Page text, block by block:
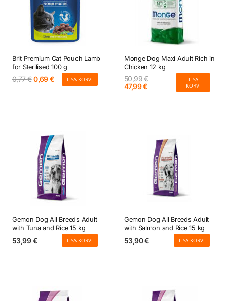
Brit Premium Cat Pouch Lamb
for Sterilised 100 g
0,77€Algne
hind
0,69€Current
price
LISA KORVI
Monge Dog Maxi Adult Rich in
Chicken 12 kg
50,99€
Algne
hind
47,99€Current
LISA
KORVI
Gemon Dog All Breeds Adult
with Tuna and Rice 15 kg
53,99€ LISA KORVI
Gemon Dog All Breeds Adult
with Salmon and Rice 15 kg
53,90€ LISA KORVI